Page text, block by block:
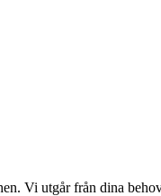
Vi utgår från dina